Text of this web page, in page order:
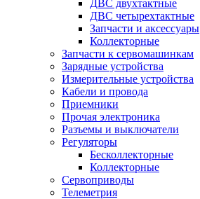
ДВС двухтактные
ДВС четырехтактные
Запчасти и аксессуары
Коллекторные
Запчасти к сервомашинкам
Зарядные устройства
Измерительные устройства
Кабели и провода
Приемники
Прочая электроника
Разъемы и выключатели
Регуляторы
Бесколлекторные
Коллекторные
Сервоприводы
Телеметрия